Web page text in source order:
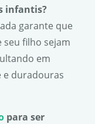
infantis?
garante que
seu filho sejam
em
e duradouras
para ser